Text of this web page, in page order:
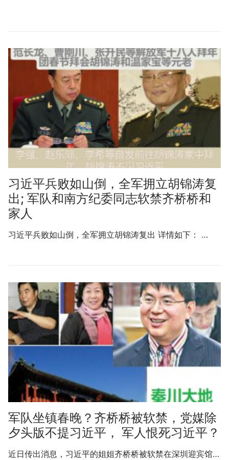
习近平兵败如山倒，全军拥立胡锦涛复
出; 军队和南方纪委同志软禁齐桥桥和
家人
习近平兵败如山倒，全军拥立胡锦涛复出 详情如下： …
军队坐镇春晚？齐桥桥被软禁，党媒除
夕头版不提习近平， 军人恨死习近平？
近日传出消息，习近平的姐姐齐桥桥被软禁在深圳迎宾馆…